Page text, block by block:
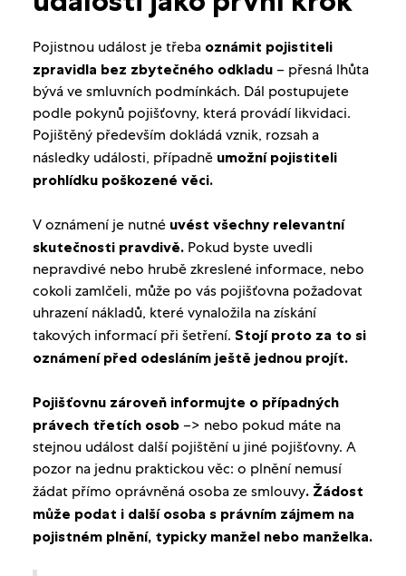
Pojistnou událost je třeba oznámit pojistiteli
zpravidla bez zbytečného odkladu– přesná lhůta
bývá ve smluvních podmínkách. Dál postupujete
podle pokynů pojišťovny, která provádí likvidaci.
Pojištěný především dokládá vznik, rozsah a
následky události, případně umožní pojistiteli
prohlídku poškozené věci.
V oznámení je nutné uvést všechny relevantní
skutečnosti pravdivě. Pokud byste uvedli
nepravdivé nebo hrubě zkreslené informace, nebo
cokoli zamlčeli, může po vás pojišťovna požadovat
uhrazení nákladů, které vynaložila na získání
takových informací při šetření. Stojí proto za to si
oznámení před odesláním ještě jednou projít.
Pojišťovnu zároveň informujte o případných
právech třetích osob–> nebo pokud máte na
stejnou událost další pojištění u jiné pojišťovny. A
pozor na jednu praktickou věc: o plnění nemusí
žádat přímo oprávněná osoba ze smlouvy. Žádost
může podat i další osoba s právním zájmem na
pojistném plnění, typicky manžel nebo manželka.